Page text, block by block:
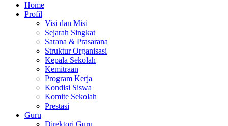
Home
Profil
Visi dan Misi
Sejarah Singkat
Sarana & Prasarana
Struktur Organisasi
Kepala Sekolah
Kemitraan
Program Kerja
Kondisi Siswa
Komite Sekolah
Prestasi
Guru
Direktori Guru